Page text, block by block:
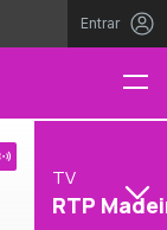
Entrar
TV
RTP